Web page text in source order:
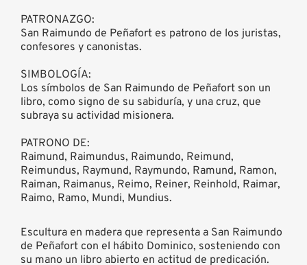
PATRONAZGO:
San Raimundo de Peñafort es patrono de los juristas,
confesores y canonistas.
SIMBOLOGÍA:
Los símbolos de San Raimundo de Peñafort son un
libro, como signo de su sabiduría, y una cruz, que
subraya su actividad misionera.
PATRONO DE:
Raimund, Raimundus, Raimundo, Reimund,
Reimundus, Raymund, Raymundo, Ramund, Ramon,
Raiman, Raimanus, Reimo, Reiner, Reinhold, Raimar,
Raimo, Ramo, Mundi, Mundius.
Escultura en madera que representa a San Raimundo
de Peñafort con el hábito Dominico, sosteniendo con
su mano un libro abierto en actitud de predicación.